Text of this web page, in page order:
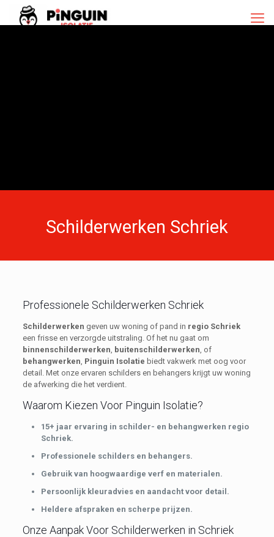
Schilderwerken Schriek
Professionele Schilderwerken Schriek
Schilderwerken geven uw woning of pand in regio Schriek
een frisse en verzorgde uitstraling. Of het nu gaat om
binnenschilderwerken buitenschilderwerken , of
behangwerken Pinguin Isolatie biedt vakwerk met oog voor
detail. Met onze ervaren schilders en behangers krijgt uw woning
de afwerking die het verdient.
Waarom Kiezen Voor Pinguin Isolatie?
15+ jaar ervaring in schilder- en behangwerken regio
Schriek.
Professionele schilders en behangers.
Gebruik van hoogwaardige verf en materialen.
Persoonlijk kleuradvies en aandacht voor detail.
Heldere afspraken en scherpe prijzen.
Onze Aanpak Voor Schilderwerken in Schriek